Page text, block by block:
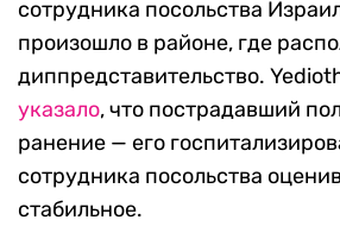
сотрудника посольства
произошло в районе, где
диппредставительство.
указало, что пострадавший
ранение — его
сотрудника посольства
стабильное.